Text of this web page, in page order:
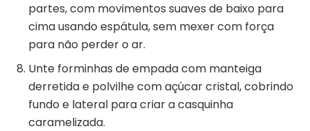
partes, com movimentos suaves de baixo para
cima usando espátula, sem mexer com força
para não perder o ar.
Unte forminhas de empada com manteiga
derretida e polvilhe com açúcar cristal, cobrindo
fundo e lateral para criar a casquinha
caramelizada.